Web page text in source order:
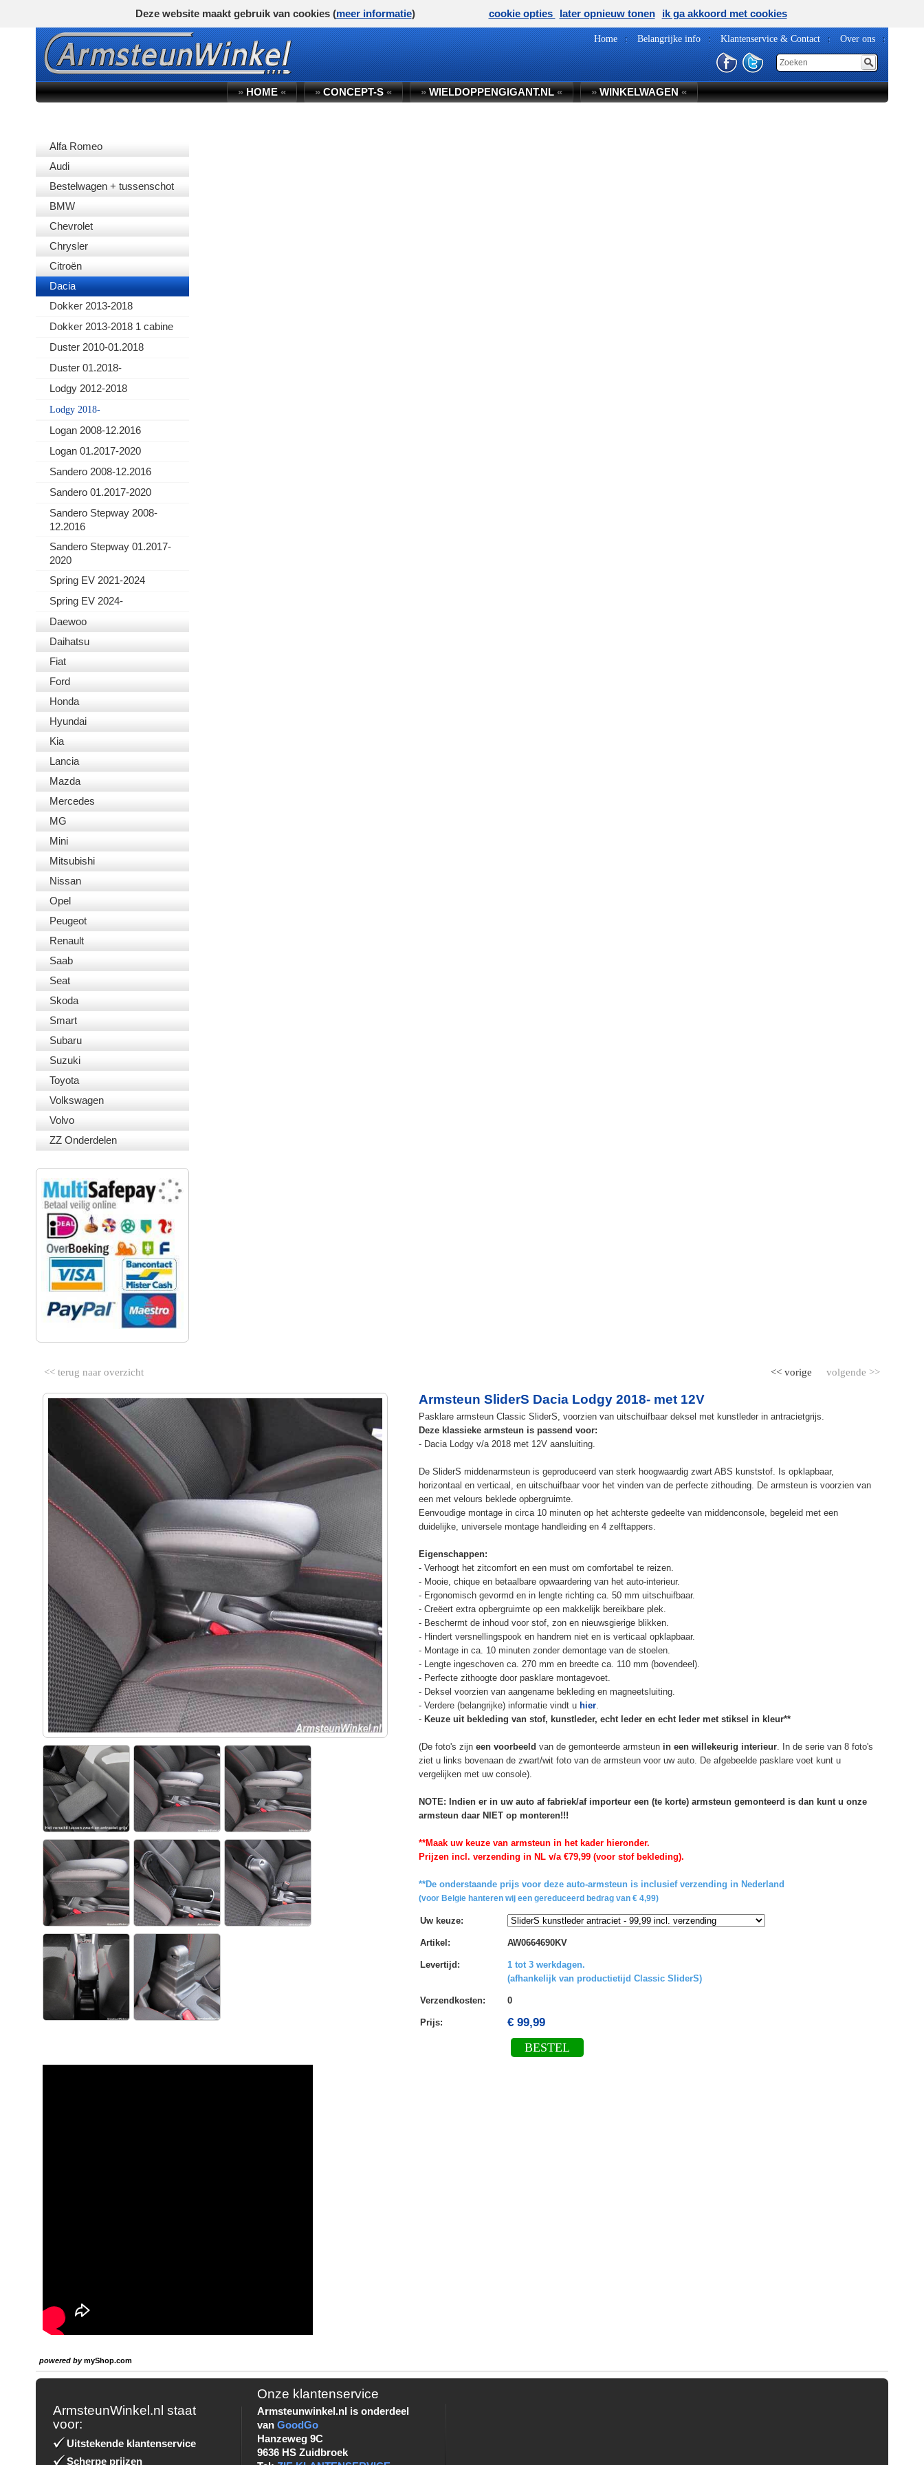
Home Belangrijke info Klantenservice & Contact Over ons
»HOME« »CONCEPT-S« »WIELDOPPENGIGANT.NL« »WINKELWAGEN«
Alfa Romeo
Audi
Bestelwagen + tussenschot
BMW
Chevrolet
Chrysler
Citroën
Dacia
Dokker 2013-2018
Dokker 2013-2018 1 cabine
Duster 2010-01.2018
Duster 01.2018-
Lodgy 2012-2018
Lodgy 2018-
Logan 2008-12.2016
Logan 01.2017-2020
Sandero 2008-12.2016
Sandero 01.2017-2020
Sandero Stepway 2008-
12.2016
Sandero Stepway 01.2017-
2020
Spring EV 2021-2024
Spring EV 2024-
Daewoo
Daihatsu
Fiat
Ford
Honda
Hyundai
Kia
Lancia
Mazda
Mercedes
MG
Mini
Mitsubishi
Nissan
Opel
Peugeot
Renault
Saab
Seat
Skoda
Smart
Subaru
Suzuki
Toyota
Volkswagen
Volvo
ZZ Onderdelen
<< terug naar overzicht volgende >>
<< vorige
Armsteun SliderS Dacia Lodgy 2018- met 12V
Pasklare armsteun Classic SliderS, voorzien van uitschuifbaar deksel met kunstleder in antracietgrijs.
Deze klassieke armsteun is passend voor:
- Dacia Lodgy v/a 2018 met 12V aansluiting.
De SliderS middenarmsteun is geproduceerd van sterk hoogwaardig zwart ABS kunststof. Is opklapbaar,
horizontaal en verticaal, en uitschuifbaar voor het vinden van de perfecte zithouding. De armsteun is voorzien van
een met velours beklede opbergruimte.
Eenvoudige montage in circa 10 minuten op het achterste gedeelte van middenconsole, begeleid met een
duidelijke, universele montage handleiding en 4 zelftappers.
Eigenschappen:
- Verhoogt het zitcomfort en een must om comfortabel te reizen.
- Mooie, chique en betaalbare opwaardering van het auto-interieur.
- Ergonomisch gevormd en in lengte richting ca. 50 mm uitschuifbaar.
- Creëert extra opbergruimte op een makkelijk bereikbare plek.
- Beschermt de inhoud voor stof, zon en nieuwsgierige blikken.
- Hindert versnellingspook en handrem niet en is verticaal opklapbaar.
- Montage in ca. 10 minuten zonder demontage van de stoelen.
- Lengte ingeschoven ca. 270 mm en breedte ca. 110 mm (bovendeel).
- Perfecte zithoogte door pasklare montagevoet.
- Deksel voorzien van aangename bekleding en magneetsluiting.
- Verdere (belangrijke) informatie vindt u hier.
- Keuze uit bekleding van stof, kunstleder, echt leder en echt leder met stiksel in kleur**
(De foto's zijn een voorbeeld van de gemonteerde armsteun in een willekeurig interieur. In de serie van 8 foto's
ziet u links bovenaan de zwart/wit foto van de armsteun voor uw auto. De afgebeelde pasklare voet kunt u
vergelijken met uw console).
NOTE: Indien er in uw auto af fabriek/af importeur een (te korte) armsteun gemonteerd is dan kunt u onze
armsteun daar NIET op monteren!!!
**Maak uw keuze van armsteun in het kader hieronder.
Prijzen incl. verzending in NL v/a €79,99 (voor stof bekleding).
**De onderstaande prijs voor deze auto-armsteun is inclusief verzending in Nederland
(voor Belgie hanteren wij een gereduceerd bedrag van € 4,99)
Uw keuze:
Artikel : AW0664690KV
Levertijd :
1 tot 3 werkdagen.
(afhankelijk van productietijd Classic SliderS)
Verzendkosten: 0
Prijs: € 99,99
BESTEL
powered bymyShop.com
ArmsteunWinkel.nl staat
voor:
Uitstekende klantenservice
Scherpe prijzen
Onze klantenservice
Armsteunwinkel.nl is onderdeel
vanGoodGo
Hanzeweg 9C
9636 HS Zuidbroek
Deze website maakt gebruik van cookies (meer informatie) cookie opties later opnieuw tonen ik ga akkoord met cookies